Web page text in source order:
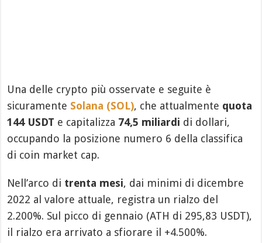
Una delle crypto più osservate e seguite è
sicuramente Solana (SOL), che attualmente quota
144 USDT e capitalizza 74,5 miliardi di dollari,
occupando la posizione numero 6 della classifica
di coin market cap.
Nell’arco di trenta mesi, dai minimi di dicembre
2022 al valore attuale, registra un rialzo del
2.200%. Sul picco di gennaio (ATH di 295,83 USDT),
il rialzo era arrivato a sfiorare il +4.500%.